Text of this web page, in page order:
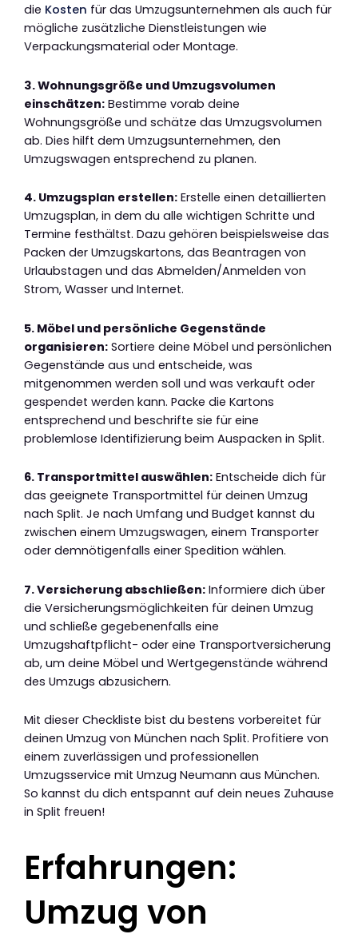
die Kosten für das Umzugsunternehmen als auch für
mögliche zusätzliche Dienstleistungen wie
Verpackungsmaterial oder Montage.
3. Wohnungsgröße und Umzugsvolumen
einschätzen: Bestimme vorab deine
Wohnungsgröße und schätze das Umzugsvolumen
ab. Dies hilft dem Umzugsunternehmen, den
Umzugswagen entsprechend zu planen.
4. Umzugsplan erstellen: Erstelle einen detaillierten
Umzugsplan, in dem du alle wichtigen Schritte und
Termine festhältst. Dazu gehören beispielsweise das
Packen der Umzugskartons, das Beantragen von
Urlaubstagen und das Abmelden/Anmelden von
Strom, Wasser und Internet.
5. Möbel und persönliche Gegenstände
organisieren: Sortiere deine Möbel und persönlichen
Gegenstände aus und entscheide, was
mitgenommen werden soll und was verkauft oder
gespendet werden kann. Packe die Kartons
entsprechend und beschrifte sie für eine
problemlose Identifizierung beim Auspacken in Split.
6. Transportmittel auswählen: Entscheide dich für
das geeignete Transportmittel für deinen Umzug
nach Split. Je nach Umfang und Budget kannst du
zwischen einem Umzugswagen, einem Transporter
oder demnötigenfalls einer Spedition wählen.
7. Versicherung abschließen: Informiere dich über
die Versicherungsmöglichkeiten für deinen Umzug
und schließe gegebenenfalls eine
Umzugshaftpflicht- oder eine Transportversicherung
ab, um deine Möbel und Wertgegenstände während
des Umzugs abzusichern.
Mit dieser Checkliste bist du bestens vorbereitet für
deinen Umzug von München nach Split. Profitiere von
einem zuverlässigen und professionellen
Umzugsservice mit Umzug Neumann aus München.
So kannst du dich entspannt auf dein neues Zuhause
in Split freuen!
Erfahrungen:
Umzug von